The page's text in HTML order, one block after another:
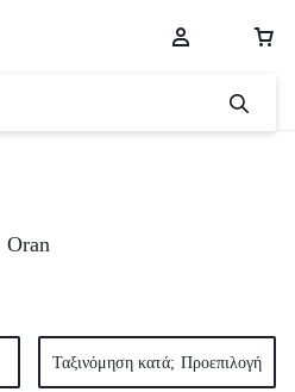
Oran
Ταξινόμηση κατά; Προεπιλογή